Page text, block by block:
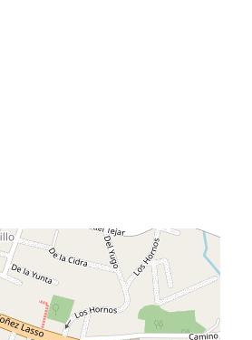
Leaflet |©OpenStreetMap